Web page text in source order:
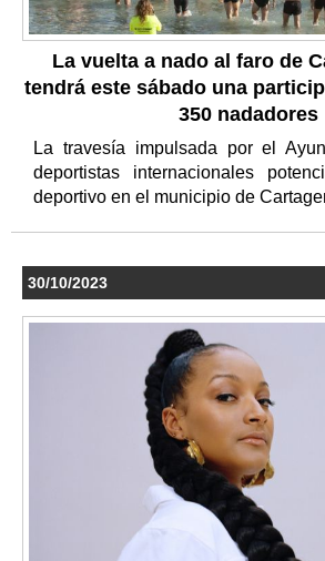
La vuelta a nado al faro de
tendrá este sábado una
350 nadadores
La travesía impulsada por el
deportistas internacionales
deportivo en el municipio de
30/10/2023